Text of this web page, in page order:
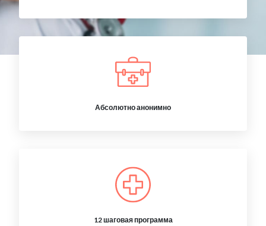
Абсолютно анонимно
12 шаговая программа